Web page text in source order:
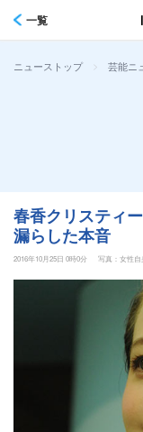
一覧
ニューストップ > 芸能ニ
春香クリスティ
漏らした本音
2016年10月25日 0時0分
写真：女性自